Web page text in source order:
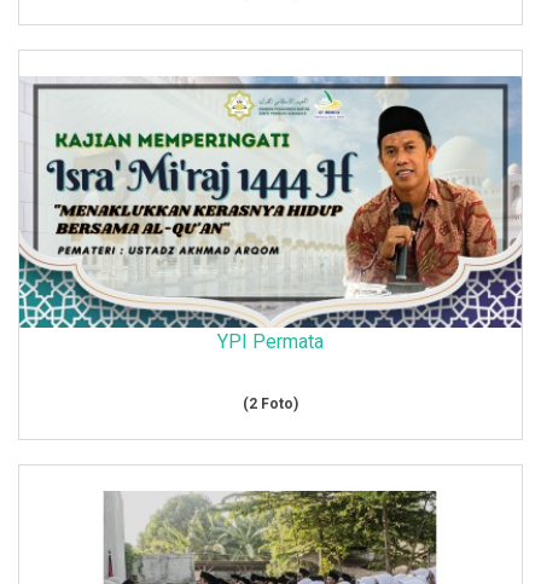
YPI Permata
(2 Foto)